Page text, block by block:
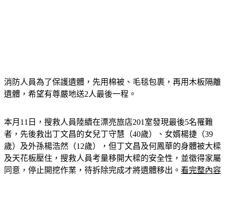
消防人員為了保護遺體，先用棉被、毛毯包裹，再用木板隔離
遺體，希望有尊嚴地送2人最後一程。
本月11日，搜救人員陸續在漂亮旅店201室發現最後5名罹難
者，先後救出丁文昌的女兒丁守慧（40歲）、女婿楊捷（39
歲）及外孫楊浩然（12歲），但丁文昌及何鳳華的身體被大樑
及天花板壓住，搜救人員考量移開大樑的安全性，並徵得家屬
同意，停止開挖作業，待拆除完成才將遺體移出。 看完整內容